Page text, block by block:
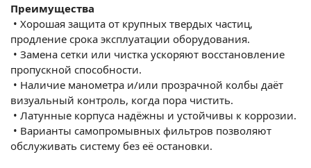
Преимущества
• Хорошая защита от крупных твердых частиц,
продление срока эксплуатации оборудования.
• Замена сетки или чистка ускоряют восстановление
пропускной способности.
• Наличие манометра и/или прозрачной колбы даёт
визуальный контроль, когда пора чистить.
• Латунные корпуса надёжны и устойчивы к коррозии.
• Варианты самопромывных фильтров позволяют
обслуживать систему без её остановки.